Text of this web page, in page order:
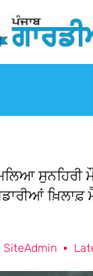
ਸੁਨਹਿਰੀ
ਖ਼ਿਲਾਫ਼
SiteAdmin